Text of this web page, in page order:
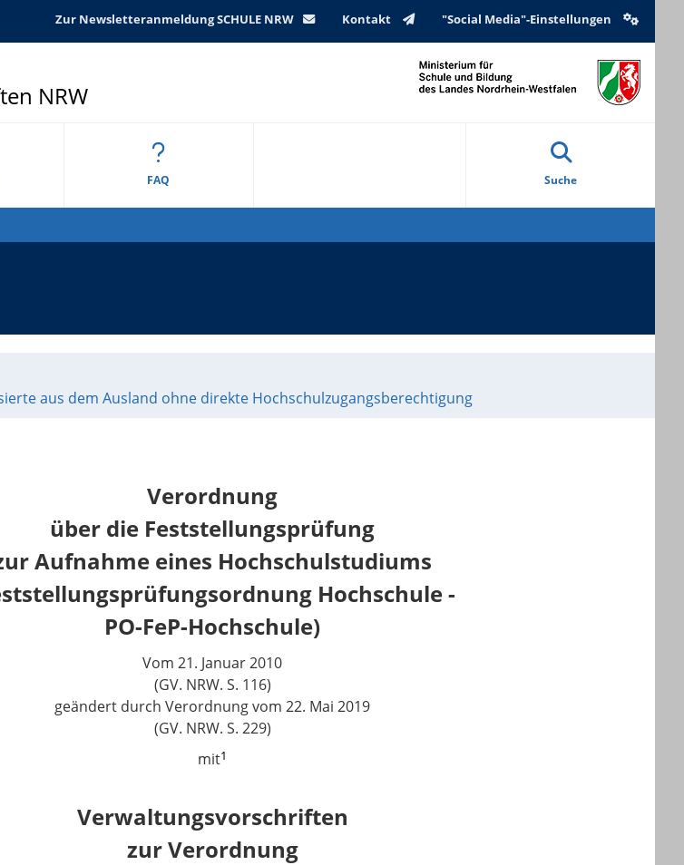
Zur Newsletteranmeldung SCHULE NRW Kontakt "Social Media"-Einstellungen
NRW
FAQ Suche
aus dem Ausland ohne direkte Hochschulzugangsberechtigung
Verordnung
über die Feststellungsprüfung
Aufnahme eines Hochschulstudiums
Hochschule -
PO-FeP-Hochschule)
Vom 21. Januar 2010
(GV. NRW. S. 116)
geändert durch Verordnung vom 22. Mai 2019
(GV. NRW. S. 229)
mit1
Verwaltungsvorschriften
zur Verordnung